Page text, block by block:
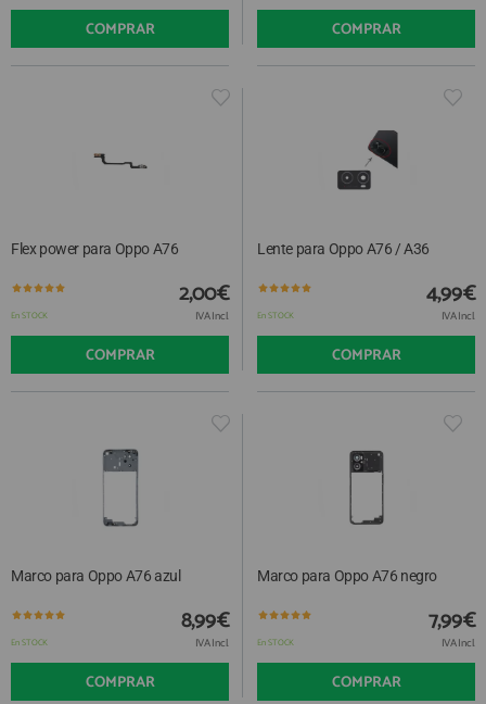
COMPRAR COMPRAR
Flex power para Oppo A76
En STOCK
2,00€
IVA Incl.
COMPRAR
Lente para Oppo A76 / A36
En STOCK
4,99€
IVA Incl.
COMPRAR
Marco para Oppo A76 azul
En STOCK
8,99€
IVA Incl.
COMPRAR
Marco para Oppo A76 negro
En STOCK
7,99€
IVA Incl.
COMPRAR